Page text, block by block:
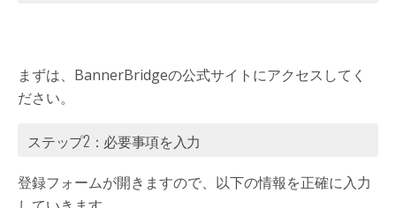
まずは、BannerBridgeの公式サイトにアクセスしてく
ださい。
ステップ2：必要事項を入力
登録フォームが開きますので、以下の情報を正確に入力